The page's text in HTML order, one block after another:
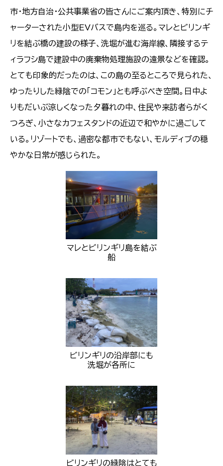
市・地方自治・公共事業省の皆さんにご案内頂き、特別にチ
ャーターされた小型EVバスで島内を巡る。マレとビリンギ
リを結ぶ橋の建設の様子、洗堀が進む海岸線、隣接するテ
ィラフシ島で建設中の廃棄物処理施設の遠景などを確認。
とても印象的だったのは、この島の至るところで見られた、
ゆったりした緑陰での「コモン」とも呼ぶべき空間。日中よ
りもだいぶ涼しくなった夕暮れの中、住民や来訪者らがく
つろぎ、小さなカフェスタンドの近辺で和やかに過ごして
いる。リゾートでも、過密な都市でもない、モルディブの穏
やかな日常が感じられた。
マレとビリンギリ島を結ぶ
船
ビリンギリの沿岸部にも
洗堀が各所に
ビリンギリの緑陰はとても